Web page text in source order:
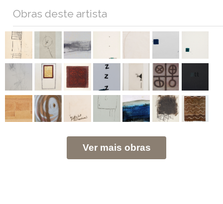
Obras deste artista
Ver mais obras